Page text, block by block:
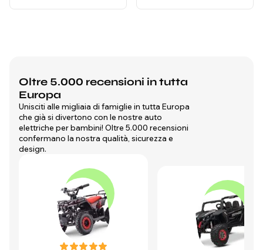
Oltre 5.000 recensioni in tutta
Europa
Unisciti alle migliaia di famiglie in tutta Europa
che già si divertono con le nostre auto
elettriche per bambini! Oltre 5.000 recensioni
confermano la nostra qualità, sicurezza e
design.